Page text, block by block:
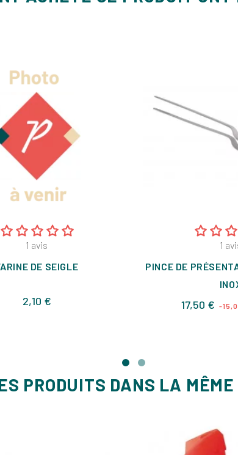
1 avis
DE SEIGLE
2,10 €Prix
1
PINCE DE
17,50 € Prix
-
PRODUITS DANS LA MÊME